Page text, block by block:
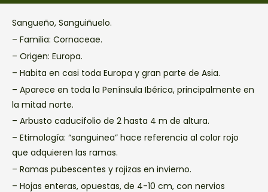
Sangueño, Sanguiñuelo.
– Familia: Cornaceae.
– Origen: Europa.
– Habita en casi toda Europa y gran parte de Asia.
– Aparece en toda la Península Ibérica, principalmente en
la mitad norte.
– Arbusto caducifolio de 2 hasta 4 m de altura.
– Etimología: “sanguinea” hace referencia al color rojo
que adquieren las ramas.
– Ramas pubescentes y rojizas en invierno.
– Hojas enteras, opuestas, de 4-10 cm, con nervios